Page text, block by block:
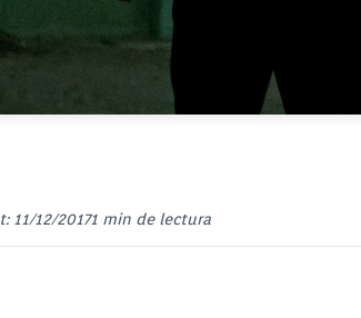
11/12/20171 min de lectura